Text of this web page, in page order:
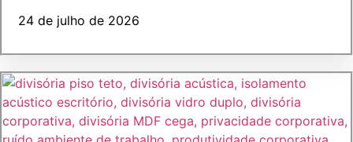
24 de julho de 2026